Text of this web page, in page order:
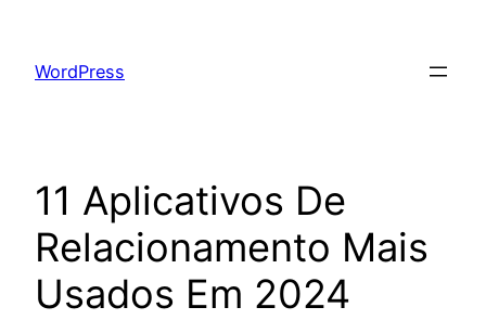
content
WordPress
11 Aplicativos De
Relacionamento Mais
Usados Em 2024